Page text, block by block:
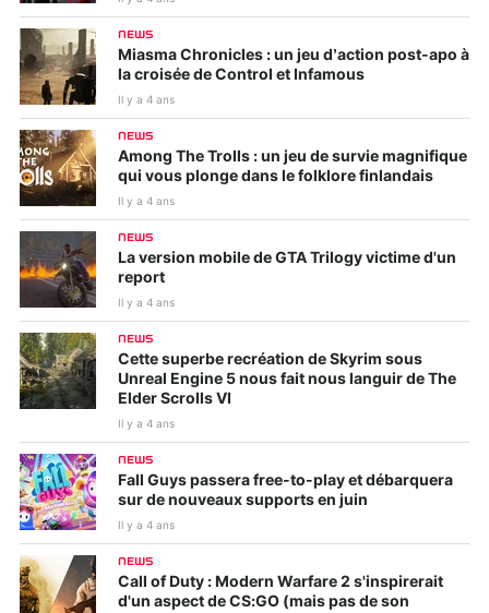
NEWS
Miasma Chronicles : un jeu d’action post-apo à
la croisée de Control et Infamous
Il y a 4 ans
NEWS
Among The Trolls : un jeu de survie magnifique
qui vous plonge dans le folklore finlandais
Il y a 4 ans
NEWS
La version mobile de GTA Trilogy victime d'un
report
Il y a 4 ans
NEWS
Cette superbe recréation de Skyrim sous
Unreal Engine 5 nous fait nous languir de The
Elder Scrolls VI
Il y a 4 ans
NEWS
Fall Guys passera free-to-play et débarquera
sur de nouveaux supports en juin
Il y a 4 ans
NEWS
Call of Duty : Modern Warfare 2 s'inspirerait
d'un aspect de CS:GO (mais pas de son